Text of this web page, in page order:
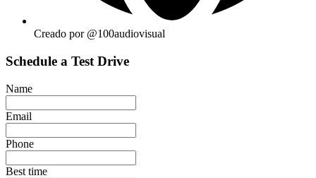
Creado por @100audiovisual
Schedule a Test Drive
Name
Email
Phone
Best time